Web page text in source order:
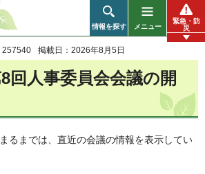
情報を探す メニュー
緊急・防
災
257540 掲載日：2026年8月5日
回人事委員会会議の開
るまでは、直近の会議の情報を表示してい